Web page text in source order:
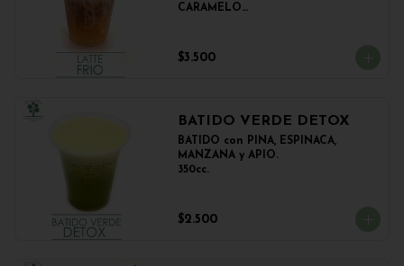
CARAMELO
$3.500
BATIDO VERDE DETOX
BATIDO con PIÑA, ESPINACA,
MANZANA y APIO.
350cc.
$2.500